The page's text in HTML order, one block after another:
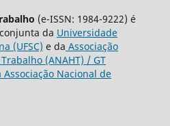
(e-ISSN: 1984-9222) é
da Universidade
(UFSC) e da Associação
(ANAHT) / GT
Nacional de